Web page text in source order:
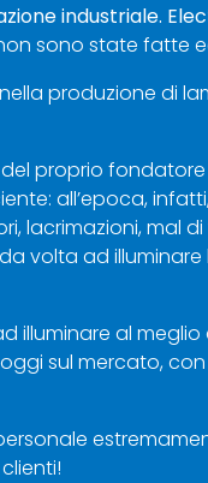
industriale.
sono state fatte
produzione di
del proprio fondatore
all’epoca, infatti,
lacrimazioni, mal
volta ad illuminare
illuminare al
sul mercato, con